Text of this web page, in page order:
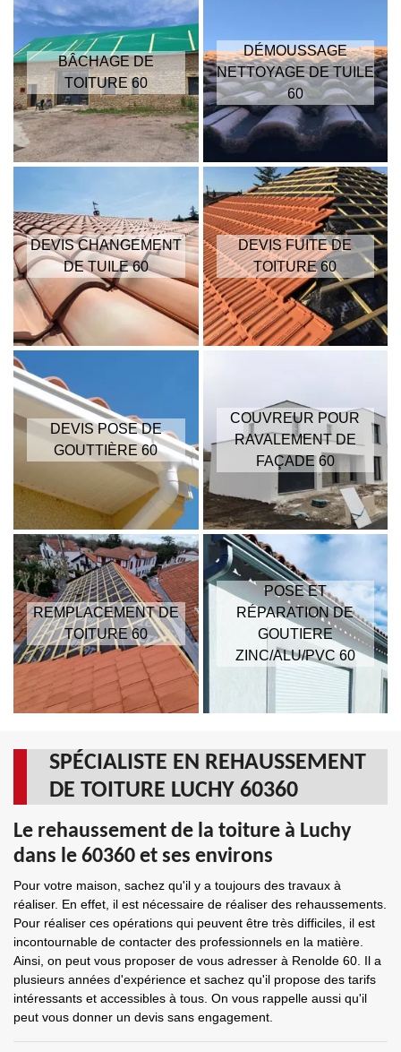
BÂCHAGE DE
TOITURE 60
DÉMOUSSAGE
NETTOYAGE DE TUILE
60
DEVIS CHANGEMENT
DE TUILE 60
DEVIS FUITE DE
TOITURE 60
DEVIS POSE DE
GOUTTIÈRE 60
COUVREUR POUR
RAVALEMENT DE
FAÇADE 60
REMPLACEMENT DE
TOITURE 60
POSE ET
RÉPARATION DE
GOUTIERE
ZINC/ALU/PVC 60
SPÉCIALISTE EN REHAUSSEMENT
DE TOITURE LUCHY 60360
Le rehaussement de la toiture à Luchy
dans le 60360 et ses environs
Pour votre maison, sachez qu'il y a toujours des travaux à
réaliser. En effet, il est nécessaire de réaliser des rehaussements.
Pour réaliser ces opérations qui peuvent être très difficiles, il est
incontournable de contacter des professionnels en la matière.
Ainsi, on peut vous proposer de vous adresser à Renolde 60. Il a
plusieurs années d'expérience et sachez qu'il propose des tarifs
intéressants et accessibles à tous. On vous rappelle aussi qu'il
peut vous donner un devis sans engagement.